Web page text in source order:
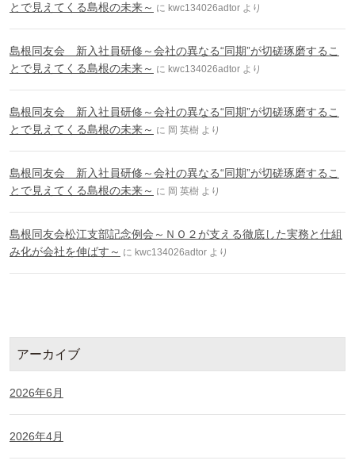
とで見えてくる島根の未来～ に kwc134026adtor より
島根同友会 新入社員研修～会社の異なる“同期”が切磋琢磨するこ
とで見えてくる島根の未来～ に kwc134026adtor より
島根同友会 新入社員研修～会社の異なる“同期”が切磋琢磨するこ
とで見えてくる島根の未来～ に 岡 英樹 より
島根同友会 新入社員研修～会社の異なる“同期”が切磋琢磨するこ
とで見えてくる島根の未来～ に 岡 英樹 より
島根同友会松江支部記念例会～ＮＯ２が支える徹底した実務と仕組
み化が会社を伸ばす～ に kwc134026adtor より
アーカイブ
2026年6月
2026年4月